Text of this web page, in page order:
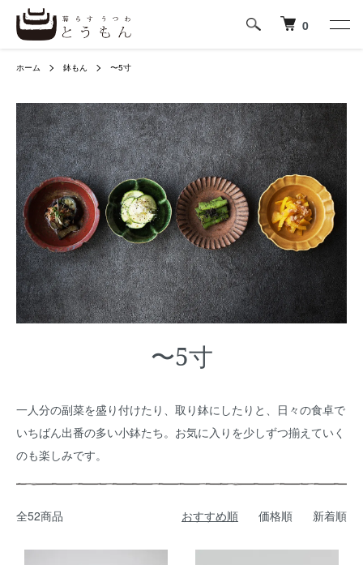
0
ホーム 鉢もん 〜5寸
〜5寸
一人分の副菜を盛り付けたり、取り鉢にしたりと、日々の食卓で
いちばん出番の多い小鉢たち。お気に入りを少しずつ揃えていく
のも楽しみです。
全52商品 おすすめ順 価格順 新着順